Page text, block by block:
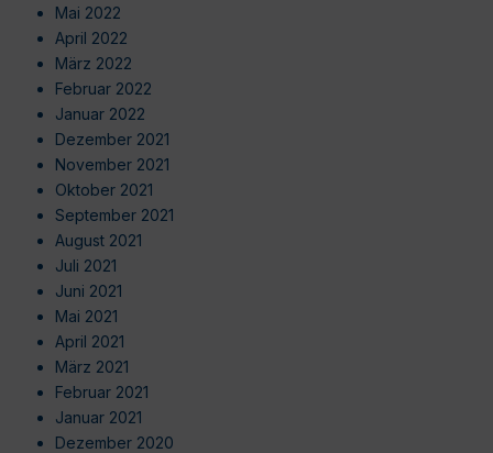
Mai 2022
April 2022
März 2022
Februar 2022
Januar 2022
Dezember 2021
November 2021
Oktober 2021
September 2021
August 2021
Juli 2021
Juni 2021
Mai 2021
April 2021
März 2021
Februar 2021
Januar 2021
Dezember 2020